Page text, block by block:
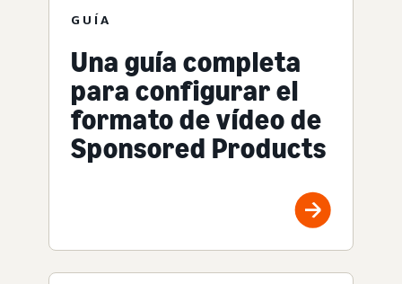
GUÍA
Una guía completa
para configurar el
formato de vídeo de
Sponsored Products